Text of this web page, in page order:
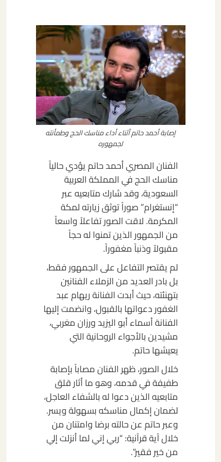
إصابة أحمد حاتم أثناء أداء مناسك الحج وطمأنته
لجمهوره
الفنان المصري أحمد حاتم يؤدي حالياً
مناسك الحج في المملكة العربية
السعودية، وقد شارك متابعيه عبر
“إنستغرام” صوراً توثق زيارته لمكة
المكرمة. لاقت الصور تفاعلاً واسعاً
من الجمهور الذين تمنوا له حجاً
مقبولاً وذنباً مغفوراً.
لم يقتصر التفاعل على الجمهور فقط،
بل بادر العديد من الزملاء الفنانين
بتهنئته، حيث أبدت الفنانة ريهام عبد
الغفور دعواتها بالقبول، وانضمت إليها
الفنانة أسماء أبو اليزيد ورزان مغربي،
مشيدين بالأجواء الروحانية التي
يعيشها حاتم.
خلال الصور، ظهر الفنان مصاباً بإصابة
طفيفة في قدمه، وهو ما أثار قلق
متابعيه الذين دعوا له بالشفاء العاجل،
لضمان إكمال مناسكه بسهولة ويسر.
وعبر حاتم عن حالته برضا وامتنان من
خلال آية قرآنية: “ربي إني لما أنزلت إلي
من خير فقير”.